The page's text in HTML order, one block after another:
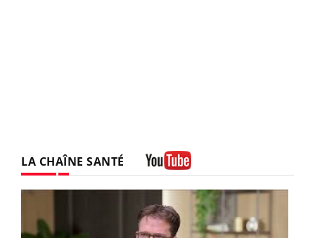
LA CHAÎNE SANTÉ